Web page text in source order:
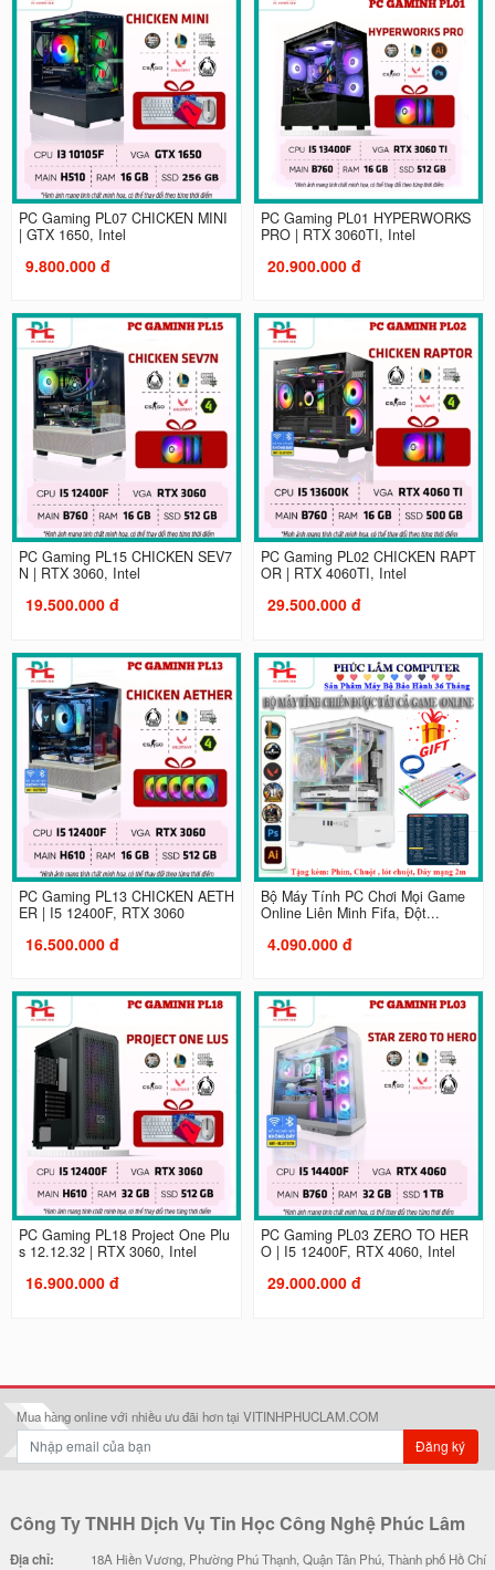
PC Gaming PL07 CHICKEN MINI
| GTX 1650, Intel
9.800.000 đ
PC Gaming PL01 HYPERWORKS
PRO | RTX 3060TI, Intel
20.900.000 đ
PC Gaming PL15 CHICKEN SEV7
N | RTX 3060, Intel
19.500.000 đ
PC Gaming PL02 CHICKEN RAPT
OR | RTX 4060TI, Intel
29.500.000 đ
PC Gaming PL13 CHICKEN AETH
ER | I5 12400F, RTX 3060
16.500.000 đ
Bộ Máy Tính PC Chơi Mọi Game
Online Liên Minh Fifa, Đột...
4.090.000 đ
PC Gaming PL18 Project One Plu
s 12.12.32 | RTX 3060, Intel
16.900.000 đ
PC Gaming PL03 ZERO TO HER
O | I5 12400F, RTX 4060, Intel
29.000.000 đ
Mua hàng online với nhiều ưu đãi hơn tại VITINHPHUCLAM.COM
Đăng ký
Công Ty TNHH Dịch Vụ Tin Học Công Nghệ Phúc Lâm
Địa chỉ:
18A Hiền Vương, Phường Phú Thạnh, Quận Tân Phú, Thành phố Hồ Chí